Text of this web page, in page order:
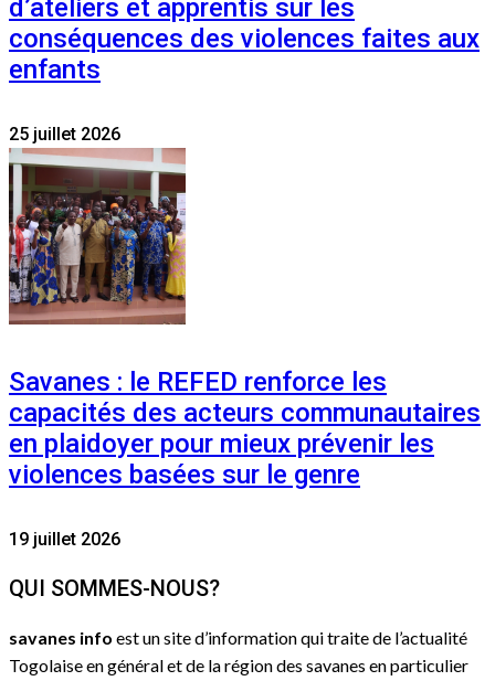
d’ateliers et apprentis sur les
conséquences des violences faites aux
enfants
25 juillet 2026
Savanes : le REFED renforce les
capacités des acteurs communautaires
en plaidoyer pour mieux prévenir les
violences basées sur le genre
19 juillet 2026
QUI SOMMES-NOUS?
savanes info est un site d’information qui traite de l’actualité
Togolaise en général et de la région des savanes en particulier